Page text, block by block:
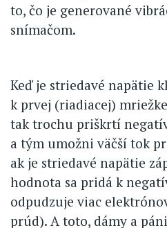
to, čo je generované
snímačom.
Keď je striedavé napätie
k prvej (riadiacej)
tak trochu priškrtí
a tým umožni väčší tok
ak je striedavé napätie
hodnota sa pridá k
odpudzuje viac
prúd). A toto, dámy a